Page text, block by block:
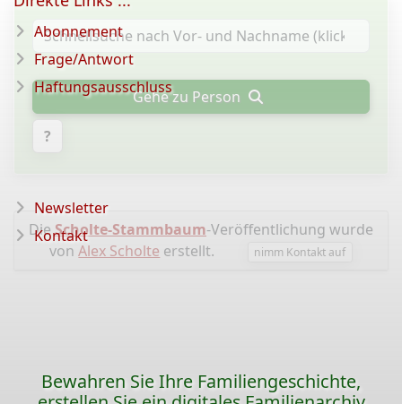
Gehe zu Person
?
DieScholte-Stammbaum-Veröffentlichung wurde
vonAlex Scholte erstellt. nimm Kontakt auf
Abonnement
Frage/Antwort
Haftungsausschluss
Newsletter
Kontakt
Bewahren Sie Ihre Familiengeschichte,